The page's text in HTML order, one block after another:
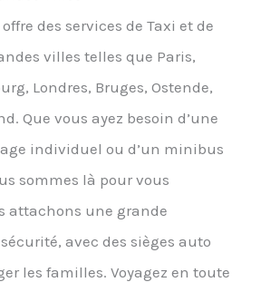
des services de Taxi et de
villes telles que Paris,
Londres, Bruges, Ostende,
Que vous ayez besoin d’une
individuel ou d’un minibus
sommes là pour vous
attachons une grande
avec des sièges auto
les familles. Voyagez en toute